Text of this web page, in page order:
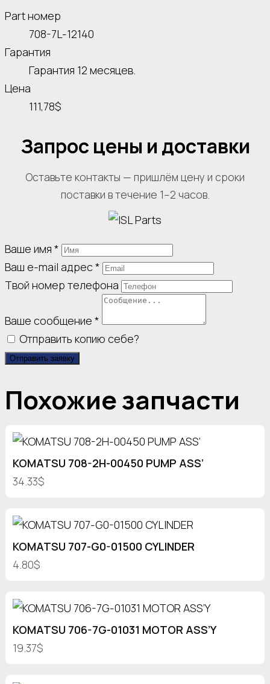
Part номер
708-7L-12140
Гарантия
Гарантия 12 месяцев.
Цена
111,78$
Запрос цены и доставки
Оставьте контакты — пришлём цену и сроки
поставки в течение 1–2 часов.
Ваше имя *
Ваш e-mail адрес*
Твой номер телефона
Ваше сообщение *
Отправить копию себе?
Отправить заявку
Похожие запчасти
KOMATSU 708-2H-00450 PUMP ASS’
34.33$
KOMATSU 707-G0-01500 CYLINDER
4.80$
KOMATSU 706-7G-01031 MOTOR ASS’Y
19.37$